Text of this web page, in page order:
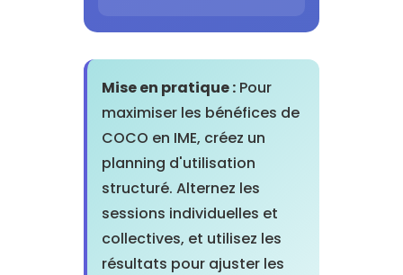
Mise en pratique :Pour
maximiser les bénéfices de
COCO en IME, créez un
planning d'utilisation
structuré. Alternez les
sessions individuelles et
collectives, et utilisez les
résultats pour ajuster les